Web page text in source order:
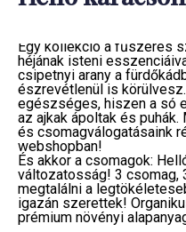
Egy kollekció a fűszeres
héjának isteni
csipetnyi arany a
észrevétlenül is
egészséges, hiszen a só
az ajkak ápoltak és
és csomagválogatásaink
webshopban!
És akkor a csomagok:
változatosság! 3 csomag,
megtalálni a
igazán szerettek!
prémium növényi